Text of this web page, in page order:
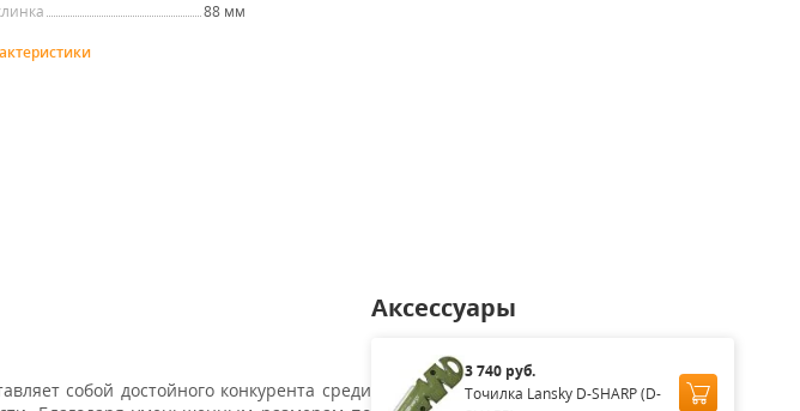
88 мм
собой достойного конкурента среди
Аксессуары
3 740 руб.
Точилка Lansky D-SHARP (D-